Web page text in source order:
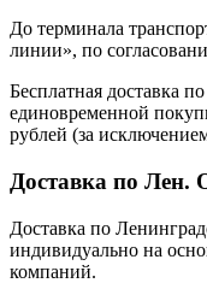
До терминала
линии», по
Бесплатная доставка
единовременной
рублей (за
Доставка по Лен.
Доставка по
индивидуально на
компаний.